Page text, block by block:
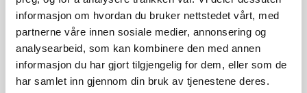
informasjon om hvordan du bruker nettstedet vårt, med
partnerne våre innen sosiale medier, annonsering og
analysearbeid, som kan kombinere den med annen
informasjon du har gjort tilgjengelig for dem, eller som de
har samlet inn gjennom din bruk av tjenestene deres.
Kraftpriser og kraftsystemdata
Arkiv for eldre kraftsituasjonsrapporter